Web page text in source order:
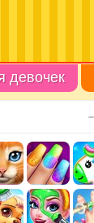
девочек